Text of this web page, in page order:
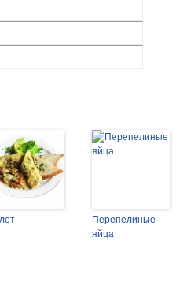
Перепелиные
яйца